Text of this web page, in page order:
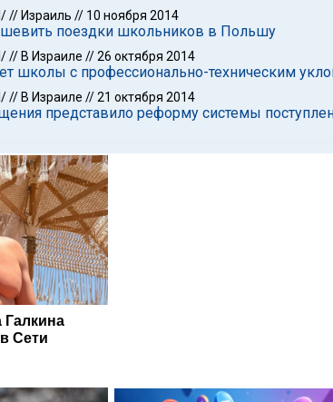
// Израиль // 10 ноября 2014
поездки школьников в Польшу
// В Израиле //26 октября 2014
школы с профессионально-техническим
// В Израиле //21 октября 2014
представило реформу системы
Сети